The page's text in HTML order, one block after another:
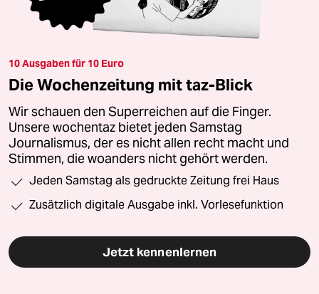
10 Ausgaben für 10 Euro
Die Wochenzeitung mit taz-Blick
Wir schauen den Superreichen auf die Finger.
Unsere wochentaz bietet jeden Samstag
Journalismus, der es nicht allen recht macht und
Stimmen, die woanders nicht gehört werden.
Jeden Samstag als gedruckte Zeitung frei Haus
Zusätzlich digitale Ausgabe inkl. Vorlesefunktion
Jetzt kennenlernen